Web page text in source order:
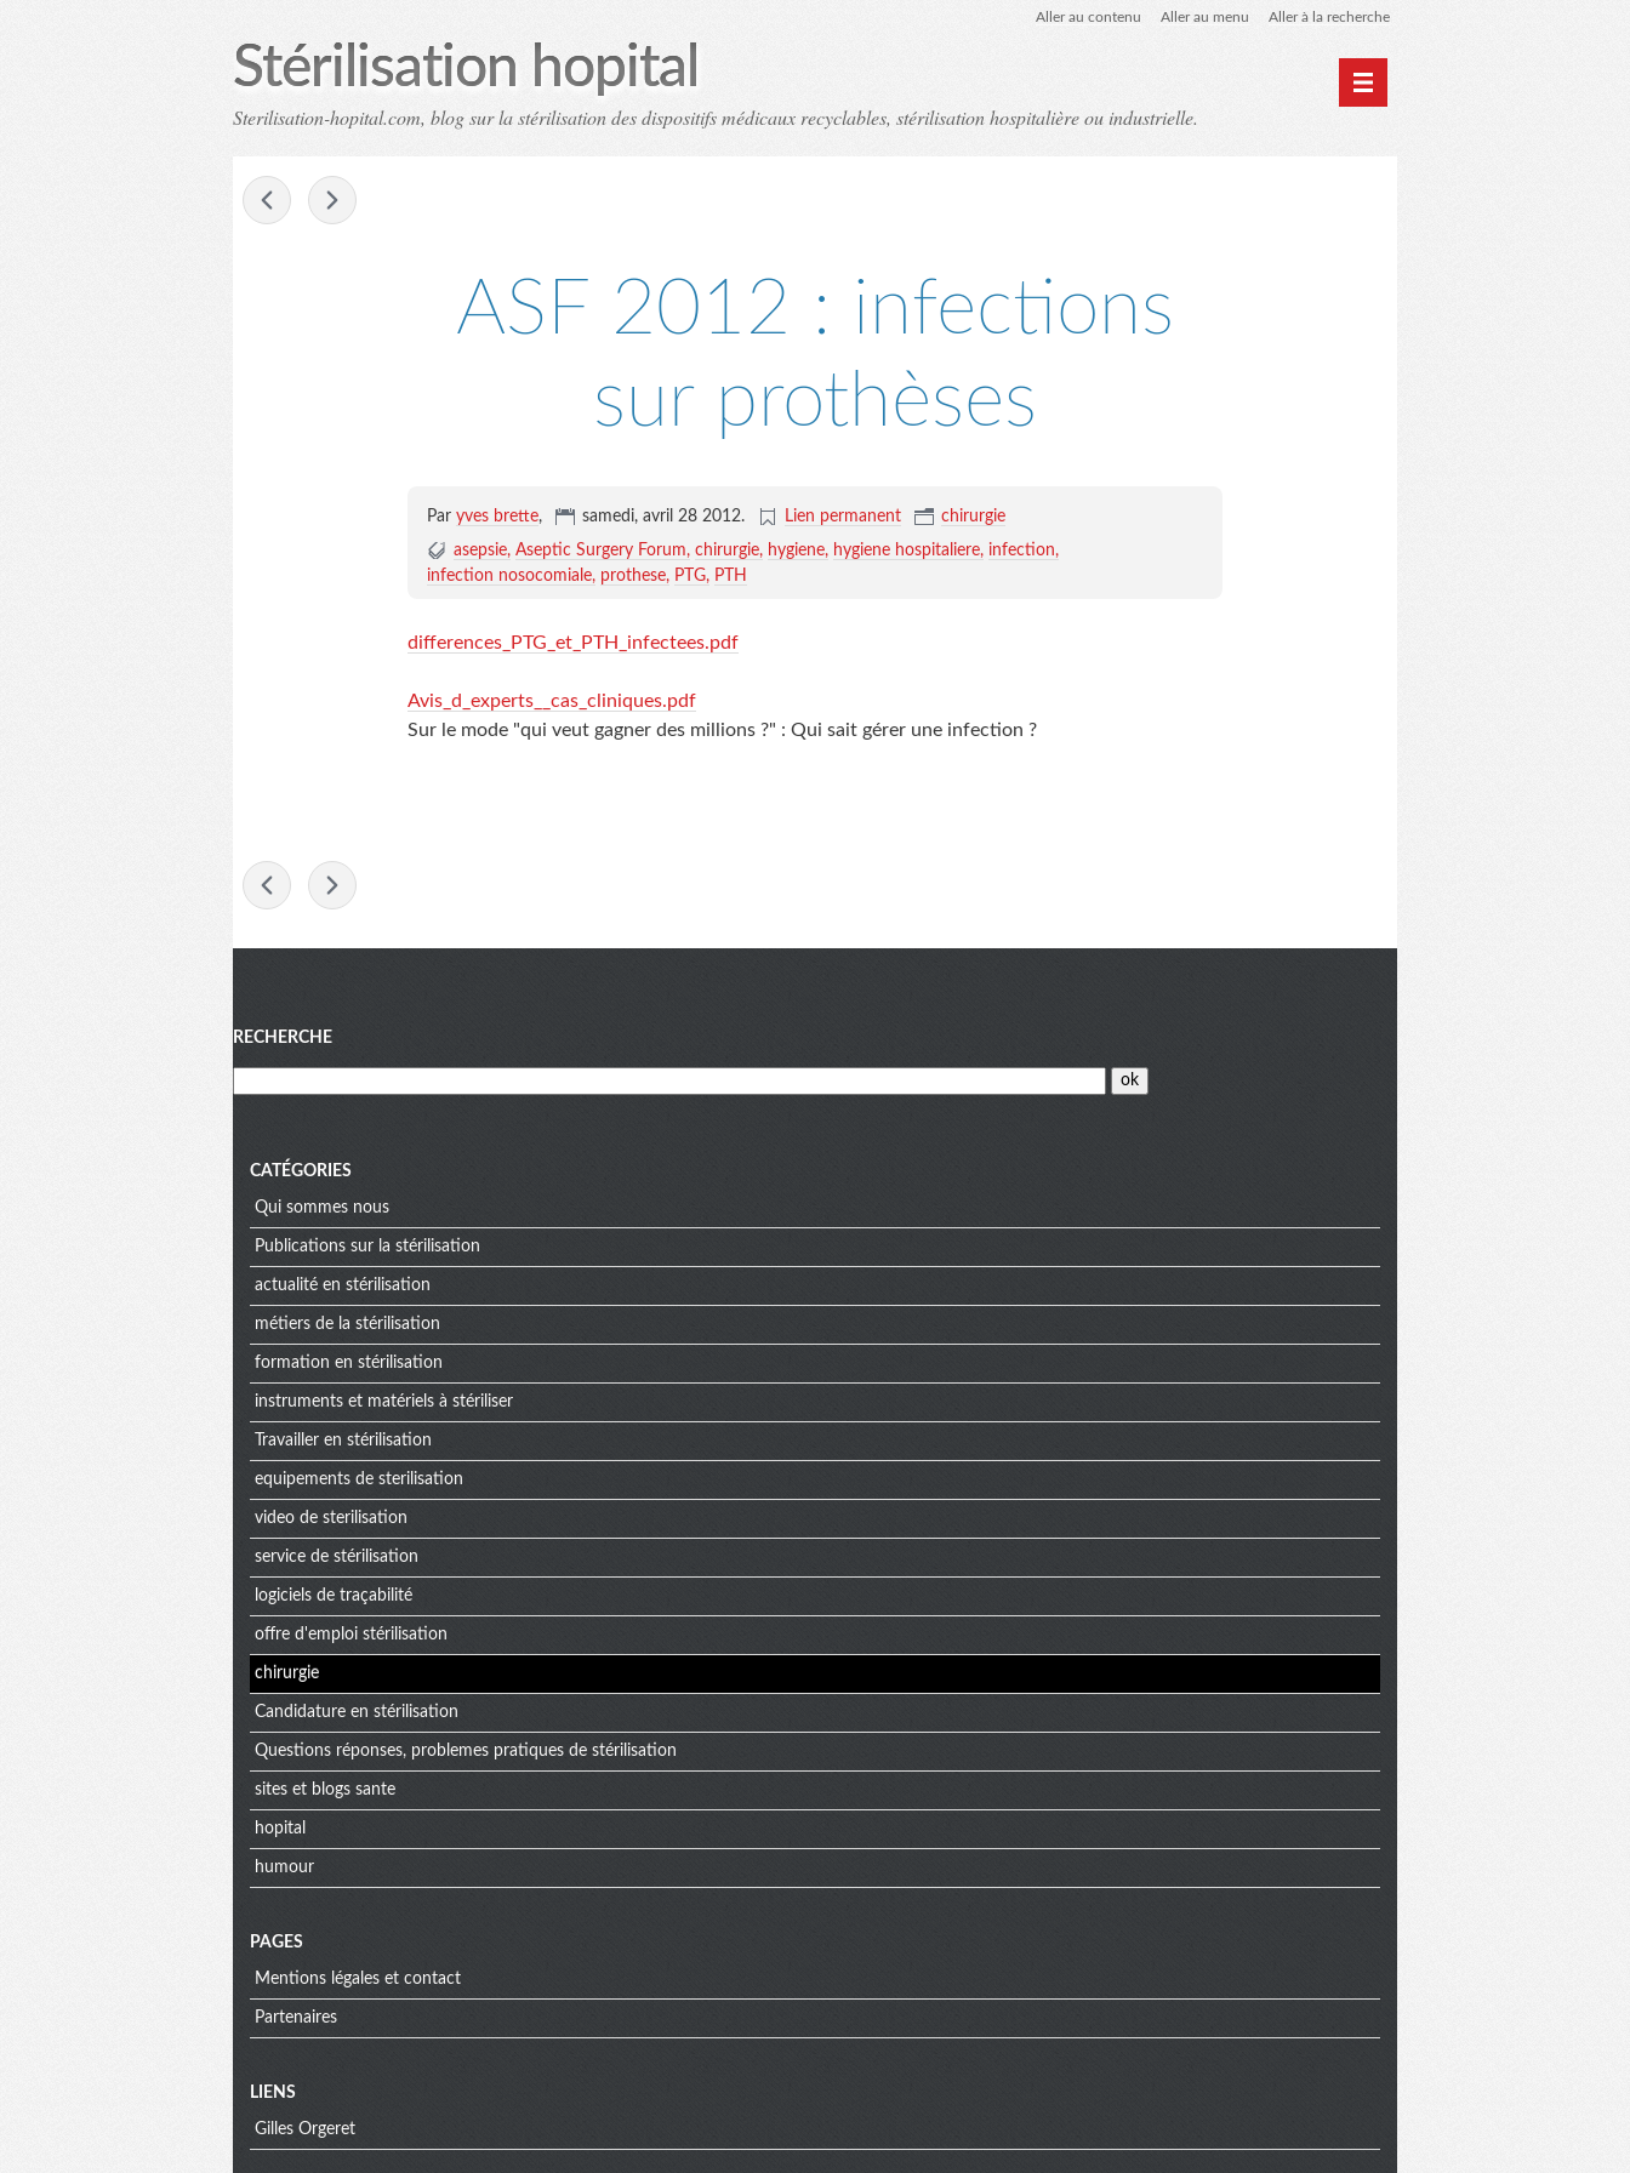
Aller au contenu Aller au menu Aller à la recherche
Stérilisation hopital
Sterilisation-hopital.com, blog sur la stérilisation des dispositifs médicaux recyclables, stérilisation hospitalière ou industrielle.
ASF 2012 : infections
sur prothèses
Par yves brette, samedi, avril 28 2012. Lien permanent
chirurgie
asepsie Aseptic Surgery Forum chirurgie hygiene hygiene hospitaliere infection
infection nosocomiale prothese PTG PTH
differences_PTG_et_PTH_infectees.pdf
Avis_d_experts__cas_cliniques.pdf
Sur le mode "qui veut gagner des millions ?" : Qui sait gérer une infection ?
Menu
RECHERCHE
CATÉGORIES
Qui sommes nous
Publications sur la stérilisation
actualité en stérilisation
métiers de la stérilisation
formation en stérilisation
instruments et matériels à stériliser
Travailler en stérilisation
equipements de sterilisation
video de sterilisation
service de stérilisation
logiciels de traçabilité
offre d'emploi stérilisation
chirurgie
Candidature en stérilisation
Questions réponses, problemes pratiques de stérilisation
sites et blogs sante
hopital
humour
PAGES
Mentions légales et contact
Partenaires
Menu
LIENS
Gilles Orgeret